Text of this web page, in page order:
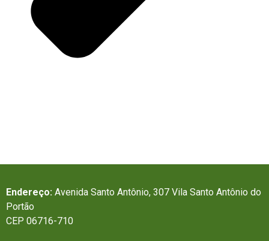
Endereço: Avenida Santo Antônio, 307 Vila Santo Antônio do
Portão
CEP 06716-710